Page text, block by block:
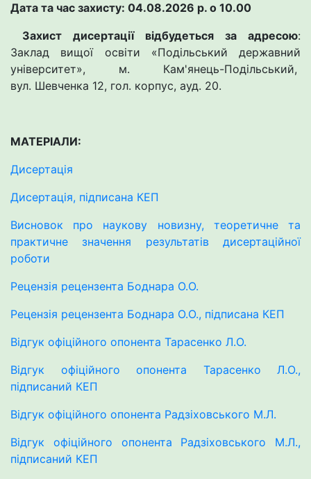
Дата та час захисту: 04.08.2026 р. о 10.00
Захист дисертації відбудеться за адресою:
Заклад вищої освіти «Подільський державний
університет», м. Кам'янець-Подільський,
вул. Шевченка 12, гол. корпус, ауд. 20.
МАТЕРІАЛИ:
Дисертація
Дисертація, підписана КЕП
Висновок про наукову новизну, теоретичне та
практичне значення результатів дисертаційної
роботи
Рецензія рецензента Боднара О.О.
Рецензія рецензента Боднара О.О., підписана КЕП
Відгук офіційного опонента Тарасенко Л.О.
Відгук офіційного опонента Тарасенко Л.О.,
підписаний КЕП
Відгук офіційного опонента Радзіховського М.Л.
Відгук офіційного опонента Радзіховського М.Л.,
підписаний КЕП